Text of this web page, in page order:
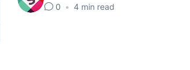
0 • 4 min read